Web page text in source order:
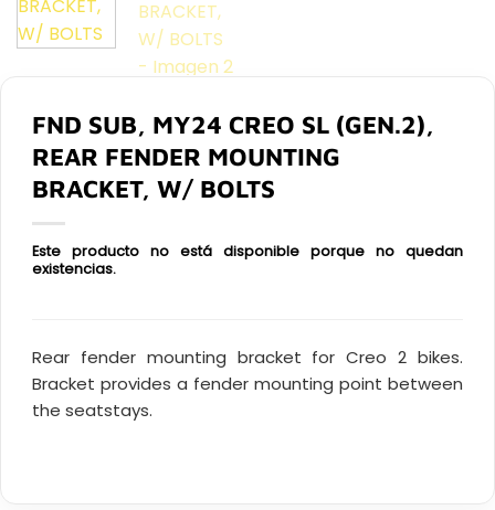
FND SUB, MY24 CREO SL (GEN.2),
REAR FENDER MOUNTING
BRACKET, W/ BOLTS
Este producto no está disponible porque no quedan
existencias.
Rear fender mounting bracket for Creo 2 bikes.
Bracket provides a fender mounting point between
the seatstays.